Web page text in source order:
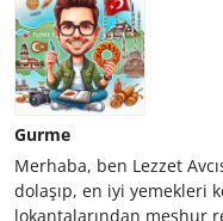
Gurme
Merhaba, ben Lezzet
dolaşıp, en iyi yemekleri
lokantalarından meşhur